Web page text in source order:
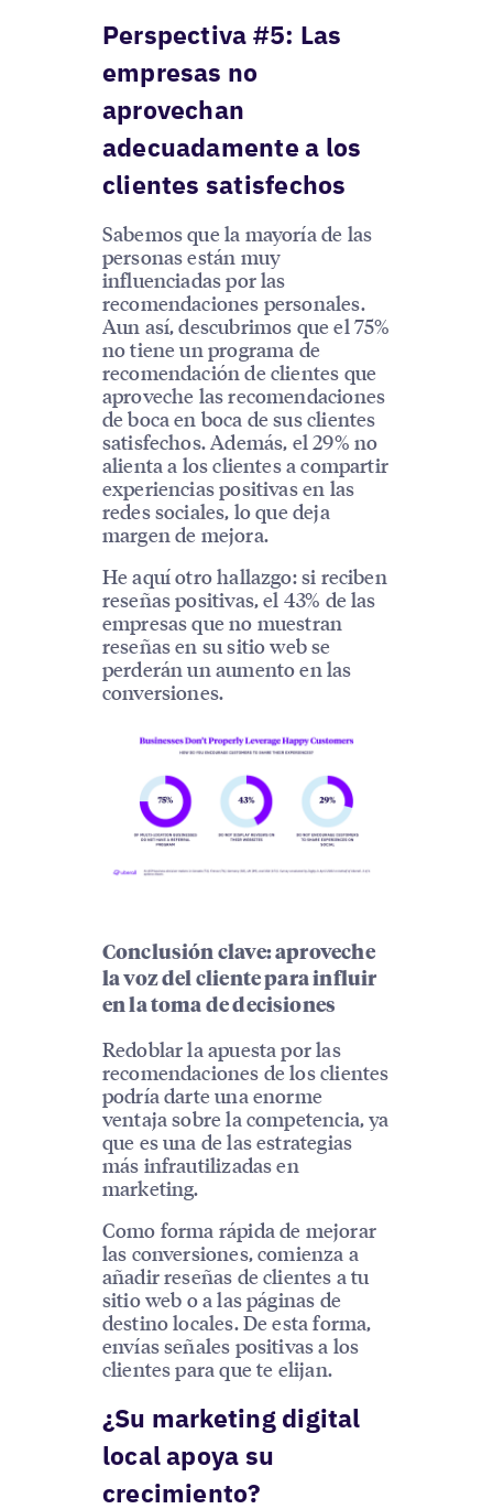
Perspectiva #5: Las
empresas no
aprovechan
adecuadamente a los
clientes satisfechos
Sabemos que la mayoría de las
personas están muy
influenciadas por las
recomendaciones personales.
Aun así, descubrimos que el 75%
no tiene un programa de
recomendación de clientes que
aproveche las recomendaciones
de boca en boca de sus clientes
satisfechos. Además, el 29% no
alienta a los clientes a compartir
experiencias positivas en las
redes sociales, lo que deja
margen de mejora.
He aquí otro hallazgo: si reciben
reseñas positivas, el 43% de las
empresas que no muestran
reseñas en su sitio web se
perderán un aumento en las
conversiones.
Conclusión clave: aproveche
la voz del cliente para influir
en la toma de decisiones
Redoblar la apuesta por las
recomendaciones de los clientes
podría darte una enorme
ventaja sobre la competencia, ya
que es una de las estrategias
más infrautilizadas en
marketing.
Como forma rápida de mejorar
las conversiones, comienza a
añadir reseñas de clientes a tu
sitio web o a las páginas de
destino locales. De esta forma,
envías señales positivas a los
clientes para que te elijan.
¿Su marketing digital
local apoya su
crecimiento?